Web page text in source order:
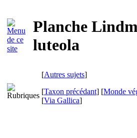
Planche
luteola
[Autres sujets]
[Taxon précédant] [Monde
[Via Gallica]